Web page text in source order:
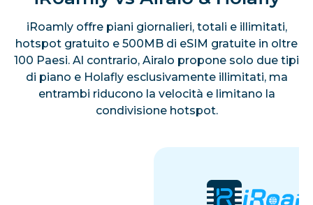
iRoamly offre piani giornalieri, totali e illimitati,
hotspot gratuito e 500MB di eSIM gratuite in oltre
100 Paesi. Al contrario, Airalo propone solo due tipi
di piano e Holafly esclusivamente illimitati, ma
entrambi riducono la velocità e limitano la
condivisione hotspot.